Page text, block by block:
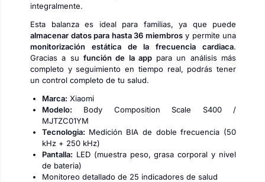
integralmente.
Esta balanza es ideal para familias, ya que puede
almacenar datos para hasta 36 miembrosy permite una
monitorización estática de la frecuencia cardiaca.
Gracias a su función de la apppara un análisis más
completo y seguimiento en tiempo real, podrás tener
un control completo de tu salud.
Marca: Xiaomi
Modelo: Body Composition Scale S400 /
MJTZC01YM
Tecnologia: Medición BIA de doble frecuencia (50
kHz + 250 kHz)
Pantalla: LED (muestra peso, grasa corporal y nivel
de bateria)
Monitoreo detallado de 25 indicadores de salud